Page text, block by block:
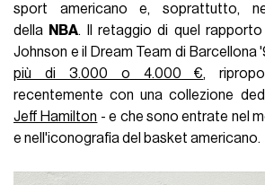
sport americano e, soprattutto,
della NBA. Il retaggio di quel
Johnson e il Dream Team di
più di 3.000 o 4.000 €,
recentemente con una collezione
Jeff Hamilton - e che sono entrate nel
e nell'iconografia del basket americano.